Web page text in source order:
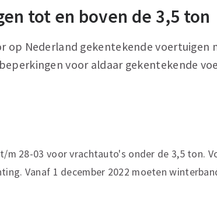
tot en boven de 3,5 ton
op Nederland gekentekende voertuigen
voor aldaar gekentekende
m 28-03 voor vrachtauto's onder de 3,5 ton.
Vanaf 1 december 2022 moeten